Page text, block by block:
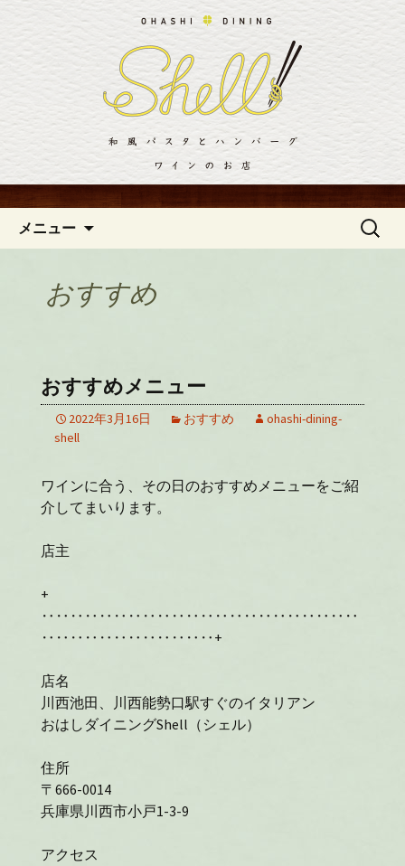
川西・池田のイタリアンバル
「おはしダイニングShell（シ
ェル）」の公式ブログ
川西・池田「おはしダイニング Shell～
シェル～」では、お料理によく合うワ
インやカクテルをご用意。アヒージョ
やお肉の逸品、気軽に楽しめるバルメ
ニューをご用意しております。美味し
いお料理とワインで乾杯を。
メニュー
検
おすすめ
おすすめメニュー
2022年3月16日 おすすめ
ohashi-dining-
shell
ワインに合う、その日のおすすめメニューをご紹
介してまいります。
店主
+
‥‥‥‥‥‥‥‥‥‥‥‥‥‥‥‥‥‥‥‥‥‥
‥‥‥‥‥‥‥‥‥‥‥‥+
店名
川西池田、川西能勢口駅すぐのイタリアン
おはしダイニングShell（シェル）
住所
〒666-0014
兵庫県川西市小戸1-3-9
アクセス